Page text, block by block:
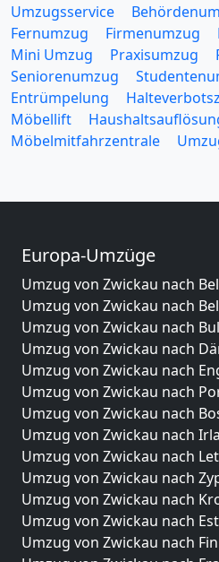
Umzugsservice
Fernumzug
Firmenumzug
Mini Umzug
Praxisumzug
Seniorenumzug
Entrümpelung
Möbellift
Möbelmitfahrzentrale
Europa-Umzüge
Umzug von Zwickau nach
Umzug von Zwickau nach
Umzug von Zwickau nach
Umzug von Zwickau nach
Umzug von Zwickau nach
Umzug von Zwickau nach
Umzug von Zwickau nach
Umzug von Zwickau nach
Umzug von Zwickau nach
Umzug von Zwickau nach
Umzug von Zwickau nach
Umzug von Zwickau nach
Umzug von Zwickau nach